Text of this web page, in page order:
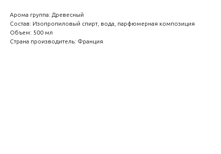
Арома группа: Древесный
Состав: Изопропиловый спирт, вода, парфюмерная композиция
Объем: 500 мл
Страна производитель: Франция